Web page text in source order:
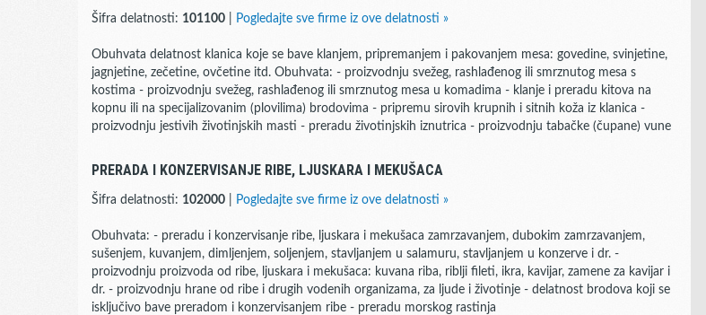
Šifra delatnosti: 101100 Pogledajte sve firme iz ove delatnosti »
Obuhvata delatnost klanica koje se bave klanjem, pripremanjem i pakovanjem mesa: govedine, svinjetine,
jagnjetine, zečetine, ovčetine itd. Obuhvata: - proizvodnju svežeg, rashlađenog ili smrznutog mesa s
kostima - proizvodnju svežeg, rashlađenog ili smrznutog mesa u komadima - klanje i preradu kitova na
kopnu ili na specijalizovanim (plovilima) brodovima - pripremu sirovih krupnih i sitnih koža iz klanica -
proizvodnju jestivih životinjskih masti - preradu životinjskih iznutrica - proizvodnju tabačke (čupane) vune
PRERADA I KONZERVISANJE RIBE, LJUSKARA I MEKUŠACA
Šifra delatnosti: 102000 Pogledajte sve firme iz ove delatnosti »
Obuhvata: - preradu i konzervisanje ribe, ljuskara i mekušaca zamrzavanjem, dubokim zamrzavanjem,
sušenjem, kuvanjem, dimljenjem, soljenjem, stavljanjem u salamuru, stavljanjem u konzerve i dr. -
proizvodnju proizvoda od ribe, ljuskara i mekušaca: kuvana riba, riblji fileti, ikra, kavijar, zamene za kavijar i
dr. - proizvodnju hrane od ribe i drugih vodenih organizama, za ljude i životinje - delatnost brodova koji se
isključivo bave preradom i konzervisanjem ribe - preradu morskog rastinja